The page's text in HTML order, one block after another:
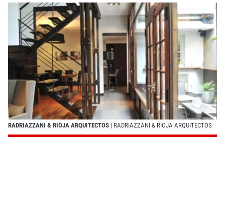
RADRIAZZANI & RIOJA ARQUITECTOS | RADRIAZZANI & RIOJA ARQUITECTOS